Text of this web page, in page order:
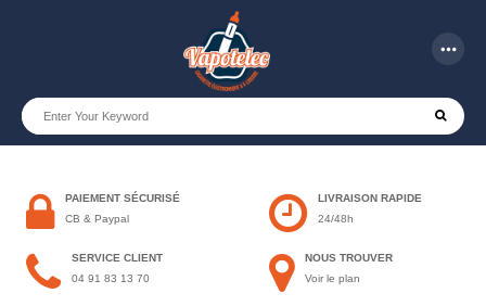
more_horiz
PAIEMENT SÉCURISÉ
CB & Paypal
LIVRAISON RAPIDE
24/48h
SERVICE CLIENT
04 91 83 13 70
NOUS TROUVER
Voir le plan